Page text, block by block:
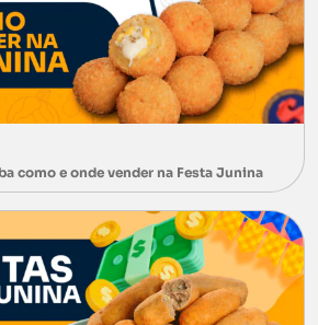
como e onde vender na Festa Junina